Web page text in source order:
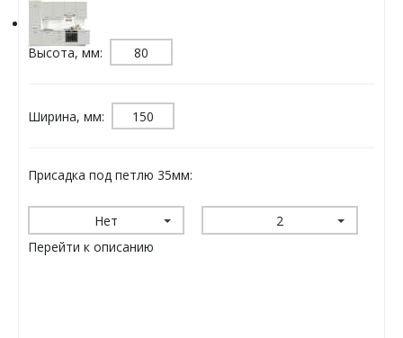
Высота, мм:
Ширина, мм:
Присадка под петлю 35мм:
Нет
2
Перейти к описанию